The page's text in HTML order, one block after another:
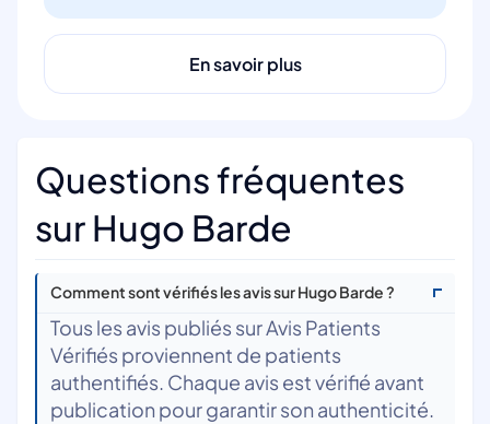
En savoir plus
Questions fréquentes
sur Hugo Barde
Comment sont vérifiés les avis sur Hugo Barde ?
Tous les avis publiés sur Avis Patients
Vérifiés proviennent de patients
authentifiés. Chaque avis est vérifié avant
publication pour garantir son authenticité.